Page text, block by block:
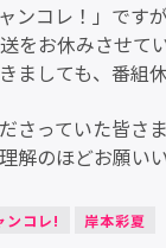
ンコレ！」です
をお休みさせて
ましても、番組
さっていた皆さ
解のほどお願いい
ンコレ! 岸本彩夏